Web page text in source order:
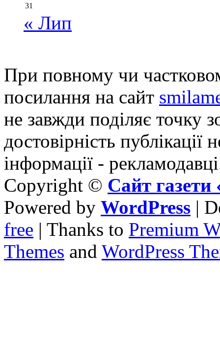
31
« Лип
При повному чи
посилання на сайт
не завжди поділяє точку
достовірність публікації
інформації -
Copyright © Сайт
Powered by WordPress |
free | Thanks to Premium
Themes and WordPress